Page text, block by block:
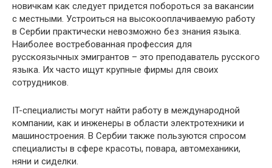
новичкам как следует придется побороться за вакансии
с местными. Устроиться на высокооплачиваемую работу
в Сербии практически невозможно без знания языка.
Наиболее востребованная профессия для
русскоязычных эмигрантов – это преподаватель русского
языка. Их часто ищут крупные фирмы для своих
сотрудников.
IT-специалисты могут найти работу в международной
компании, как и инженеры в области электротехники и
машиностроения. В Сербии также пользуются спросом
специалисты в сфере красоты, повара, автомеханики,
няни и сиделки.